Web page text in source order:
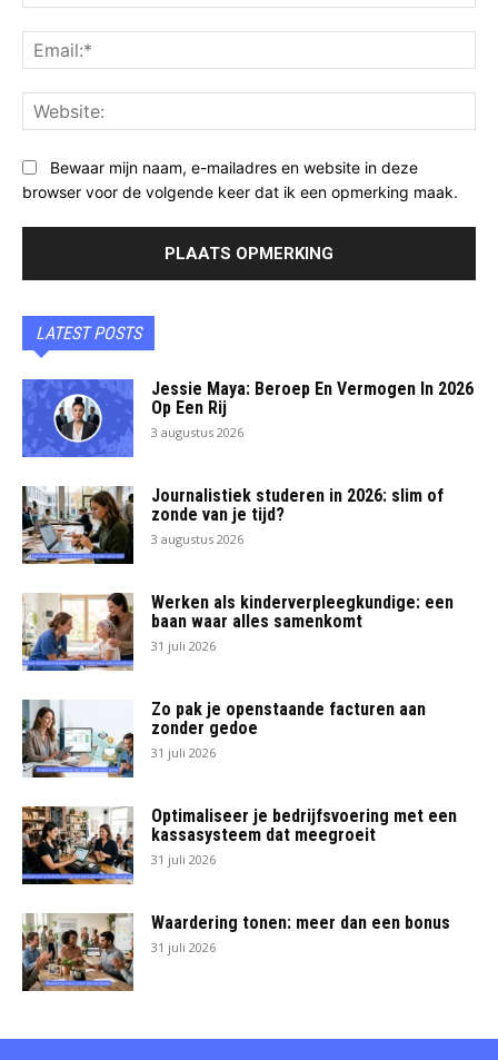
Bewaar mijn naam, e-mailadres en website in deze
browser voor de volgende keer dat ik een opmerking maak.
LATEST POSTS
Jessie Maya: Beroep En Vermogen In 2026
Op Een Rij
3 augustus 2026
Journalistiek studeren in 2026: slim of
zonde van je tijd?
3 augustus 2026
Werken als kinderverpleegkundige: een
baan waar alles samenkomt
31 juli 2026
Zo pak je openstaande facturen aan
zonder gedoe
31 juli 2026
Optimaliseer je bedrijfsvoering met een
kassasysteem dat meegroeit
31 juli 2026
Waardering tonen: meer dan een bonus
31 juli 2026